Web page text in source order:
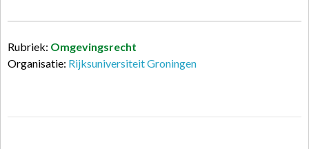
Rubriek: Omgevingsrecht
Organisatie: Rijksuniversiteit Groningen